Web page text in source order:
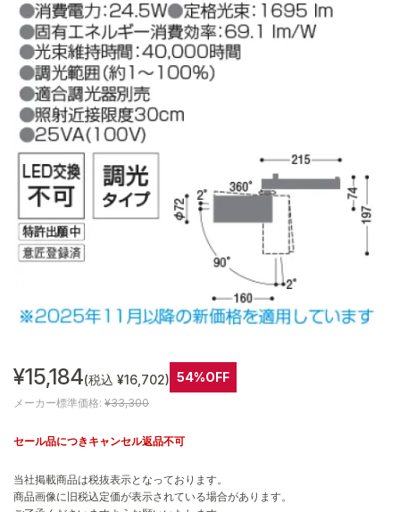
¥15,184(税込 ¥16,702) 54%OFF
メーカー標準価格: ¥33,300
セール品につきキャンセル返品不可
当社掲載商品は税抜表示となっております。
商品画像に旧税込定価が表示されている場合があります。